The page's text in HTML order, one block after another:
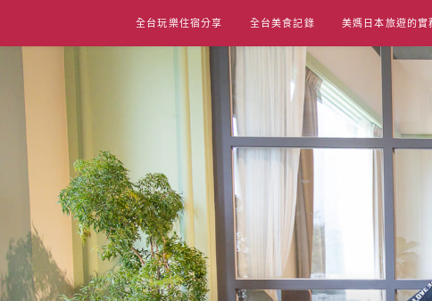
content
全台玩樂住宿分享 全台美食記錄 美媽日本旅遊的實